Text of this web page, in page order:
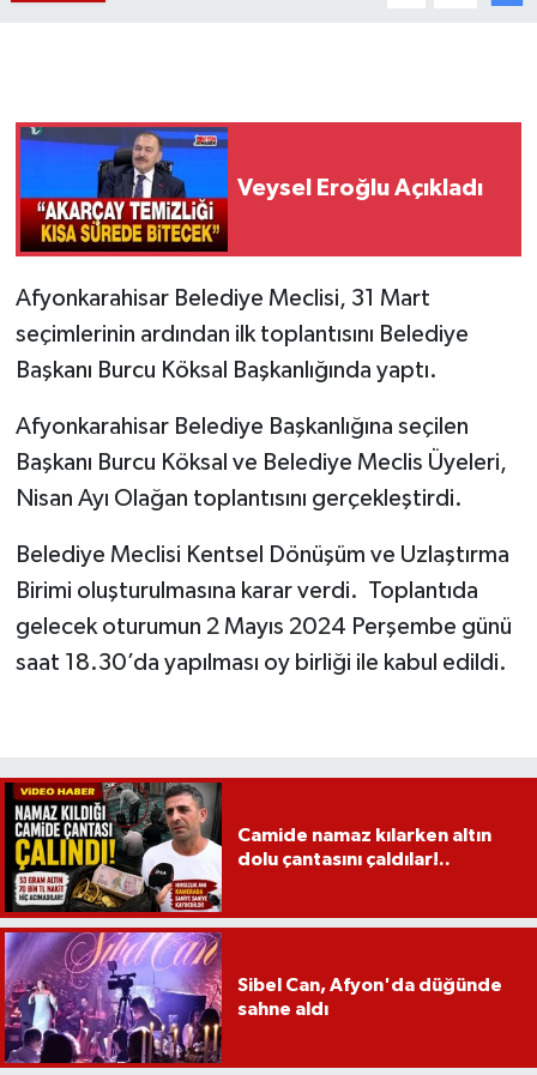
Veysel Eroğlu Açıkladı
Afyonkarahisar Belediye Meclisi, 31 Mart
seçimlerinin ardından ilk toplantısını Belediye
Başkanı Burcu Köksal Başkanlığında yaptı.
Afyonkarahisar Belediye Başkanlığına seçilen
Başkanı Burcu Köksal ve Belediye Meclis Üyeleri,
Nisan Ayı Olağan toplantısını gerçekleştirdi.
Belediye Meclisi Kentsel Dönüşüm ve Uzlaştırma
Birimi oluşturulmasına karar verdi. Toplantıda
gelecek oturumun 2 Mayıs 2024 Perşembe günü
saat 18.30’da yapılması oy birliği ile kabul edildi.
Camide namaz kılarken altın
dolu çantasını çaldılar!..
Sibel Can, Afyon'da düğünde
sahne aldı